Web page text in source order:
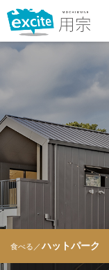
食べる／ ハットパーク